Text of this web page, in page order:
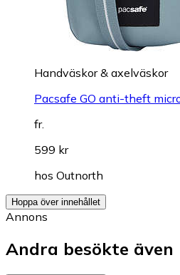
Handväskor & axelväskor
Pacsafe GO anti-theft
fr.
599 kr
hos Outnorth
Hoppa över innehållet
Annons
Andra besökte även